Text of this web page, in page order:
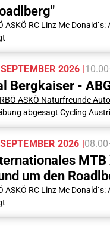
ASKÖ RC Linz Mc Donald`s:
2026 |
Bergkaiser -
ASKÖ Naturfreunde
abgesagt Cycling
2026 |
MTB
um den
ASKÖ RC Linz Mc Donald`s: